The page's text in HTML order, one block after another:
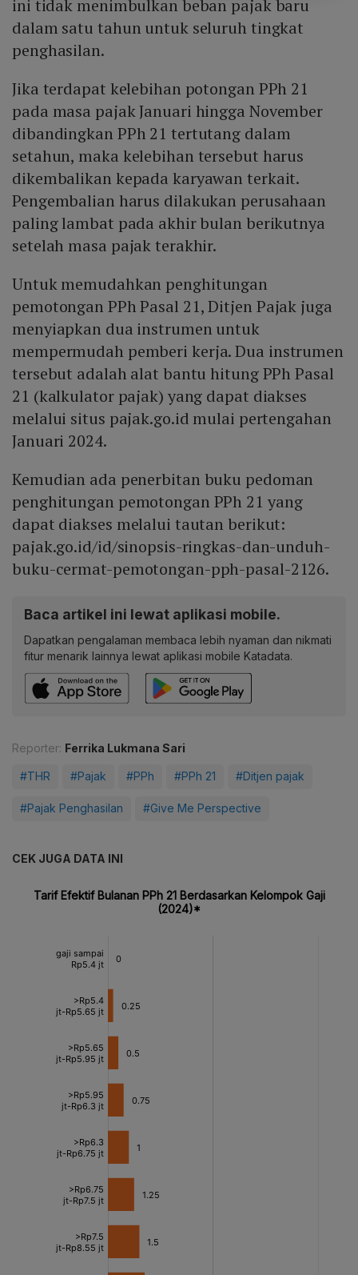
ini tidak menimbulkan beban pajak baru
dalam satu tahun untuk seluruh tingkat
penghasilan.
Jika terdapat kelebihan potongan PPh 21
pada masa pajak Januari hingga November
dibandingkan PPh 21 tertutang dalam
setahun, maka kelebihan tersebut harus
dikembalikan kepada karyawan terkait.
Pengembalian harus dilakukan perusahaan
paling lambat pada akhir bulan berikutnya
setelah masa pajak terakhir.
Untuk memudahkan penghitungan
pemotongan PPh Pasal 21, Ditjen Pajak juga
menyiapkan dua instrumen untuk
mempermudah pemberi kerja. Dua instrumen
tersebut adalah alat bantu hitung PPh Pasal
21 (kalkulator pajak) yang dapat diakses
melalui situs pajak.go.id mulai pertengahan
Januari 2024.
Kemudian ada penerbitan buku pedoman
penghitungan pemotongan PPh 21 yang
dapat diakses melalui tautan berikut:
pajak.go.id/id/sinopsis-ringkas-dan-unduh-
buku-cermat-pemotongan-pph-pasal-2126.
Baca artikel ini lewat aplikasi mobile.
Dapatkan pengalaman membaca lebih nyaman dan nikmati
fitur menarik lainnya lewat aplikasi mobile Katadata.
Reporter: Ferrika Lukmana Sari
#THR #Pajak #PPh #PPh 21 #Ditjen pajak
#Pajak Penghasilan #Give Me Perspective
CEK JUGA DATA INI